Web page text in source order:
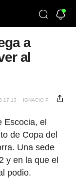
a
al
17:13 IGNACIO P.
Escocia, el
de Copa del
Una sede
y en la que el
podio.